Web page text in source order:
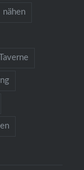
nähen
Taverne